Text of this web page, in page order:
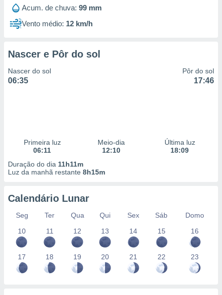
utilizar
criar
ou
de dados
e melhorar
dados
através
Acum. de chuva: 99 mm
Vento médio: 12 km/h
Nascer e Pôr do sol
Nascer do sol
06:35
Pôr do sol
17:46
Primeira luz
06:11
Meio-dia
12:10
Última luz
18:09
Duração do dia 11h11m
Luz da manhã restante 8h15m
Calendário Lunar
Seg Ter Qua Qui Sex Sáb
Domo
10
11 12 13 14 15 16
17 18 19 20 21 22 23